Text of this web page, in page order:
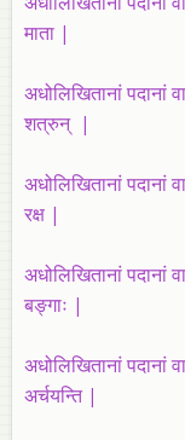
माता |
अधोलिखितानां पदानां
शत्रुन् |
अधोलिखितानां पदानां
रक्ष |
अधोलिखितानां पदानां
बङ्गाः |
अधोलिखितानां पदानां
अर्चयन्ति|